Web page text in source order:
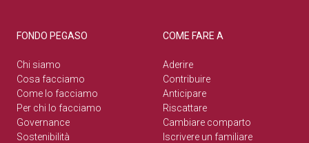
FONDO PEGASO
Chi siamo
Cosa facciamo
Come lo facciamo
Per chi lo facciamo
Governance
Sostenibilità
COME FARE A
Aderire
Contribuire
Anticipare
Riscattare
Cambiare comparto
Iscrivere un familiare